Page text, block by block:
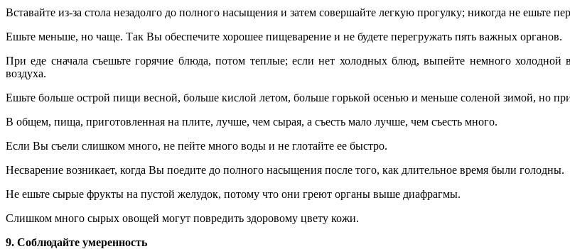
Вставайте из-за стола незадолго до полного насыщения и затем совершайте легкую прогулку; никогда не ешьте
Ешьте меньше, но чаще. Так Вы обеспечите хорошее пищеварение и не будете перегружать пять важных органов.
При еде сначала съешьте горячие блюда, потом теплые; если нет холодных блюд, выпейте немного
воздуха.
Ешьте больше острой пищи весной, больше кислой летом, больше горькой осенью и меньше соленой зимой, но при
В общем, пища, приготовленная на плите, лучше, чем сырая, а съесть мало лучше, чем съесть много.
Если Вы съели слишком много, не пейте много воды и не глотайте ее быстро.
Несварение возникает, когда Вы поедите до полного насыщения после того, как длительное время были голодны.
Не ешьте сырые фрукты на пустой желудок, потому что они греют органы выше диафрагмы.
Слишком много сырых овощей могут повредить здоровому цвету кожи.
9. Соблюдайте умеренность